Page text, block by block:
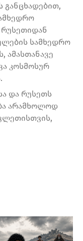
განცხადებით,
სამხედრო
ამასთანავე
კოსმოსურ
და რუსეთს
არამხოლოდ